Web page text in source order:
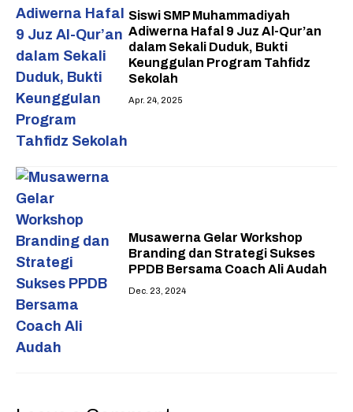
Siswi SMP Muhammadiyah
Adiwerna Hafal 9 Juz Al-Qur’an
dalam Sekali Duduk, Bukti
Keunggulan Program Tahfidz
Sekolah
Apr. 24, 2025
Musawerna Gelar Workshop
Branding dan Strategi Sukses
PPDB Bersama Coach Ali Audah
Dec. 23, 2024